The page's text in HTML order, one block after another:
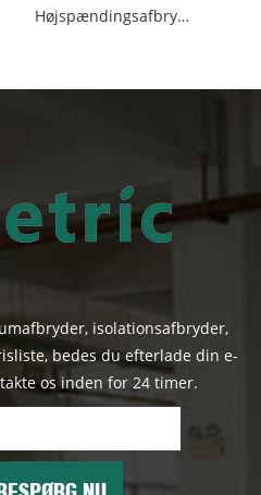
Højspændingsafbryder
isolationsafbryder,
bedes du efterlade din e-
os inden for 24 timer.
NU